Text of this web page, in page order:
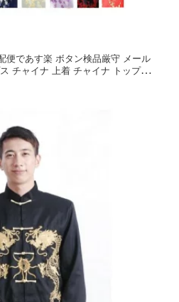
便であす楽 ボタン検品厳守 メール
チャイナ 上着 チャイナ トップス
柄 チャイナ 服 チャイナ ハロウィ
大きサイズもあり